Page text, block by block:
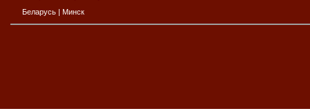
Беларусь | Минск